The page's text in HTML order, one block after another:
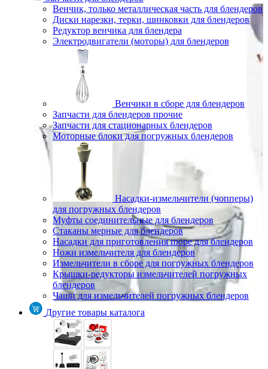
Венчик, только металлическая часть для блендеров
Диски нарезки, терки, шинковки для блендеров
Редуктор венчика для блендера
Электродвигатели (моторы) для блендеров
Венчики в сборе для блендеров
Запчасти для блендеров прочие
Запчасти для стационарных блендеров
Моторные блоки для погружных блендеров
Насадки-измельчители (чопперы)
для погружных блендеров
Муфты соединительные для блендеров
Стаканы мерные для блендеров
Насадки для приготовления пюре для блендеров
Ножи измельчителя для блендеров
Измельчители в сборе для погружных блендеров
Крышки-редукторы измельчителей погружных
блендеров
Чаши для измельчителей погружных блендеров
Другие товары каталога